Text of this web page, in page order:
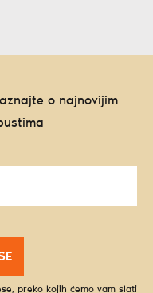
o najnovijim
preko kojih ćemo vam slati